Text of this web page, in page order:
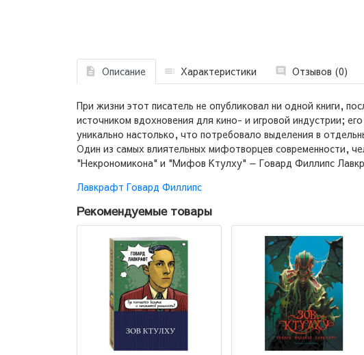
Описание Характеристики Отзывов (0)
При жизни этот писатель не опубликовал ни одной книги,
источником вдохновения для кино- и игровой индустрии;
уникально настолько, что потребовало выделения в
Один из самых влиятельных мифотворцев современности,
"Некрономикона" и "Мифов Ктулху" — Говард Филлипс
Лавкрафт Говард Филлипс
Рекомендуемые товары